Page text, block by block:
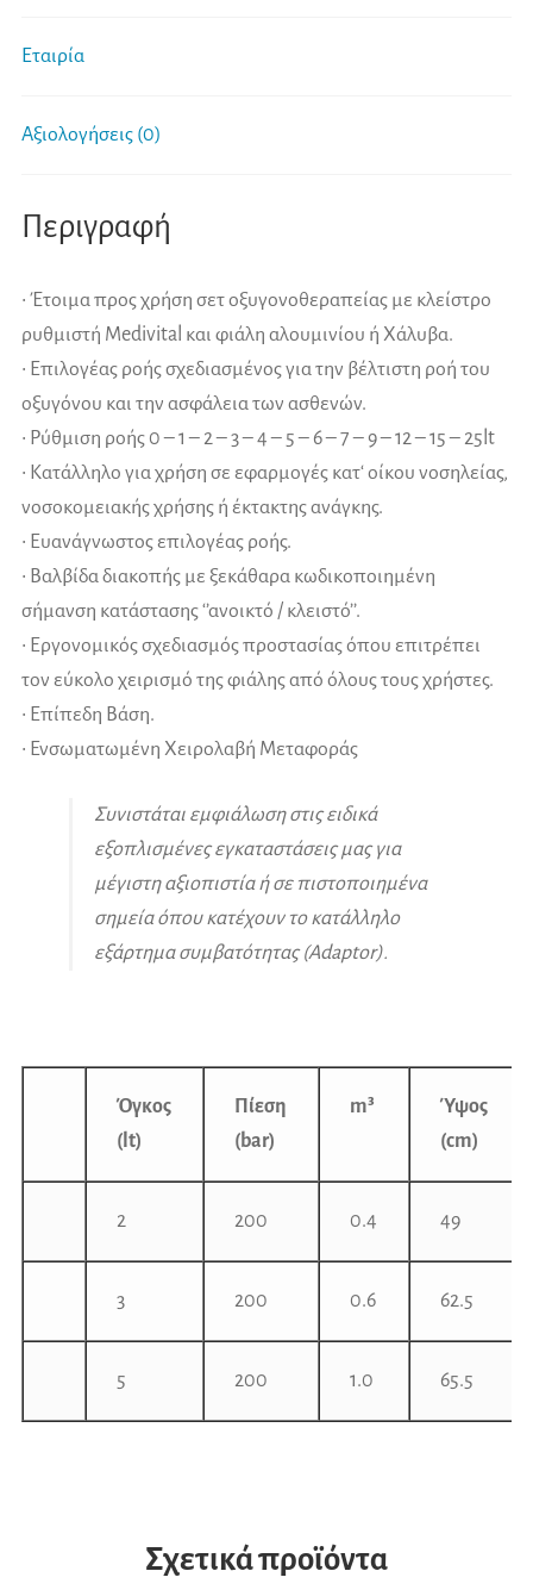
Εταιρία
Αξιολογήσεις (0)
Περιγραφή
• Έτοιμα προς χρήση σετ οξυγονοθεραπείας με κλείστρο
ρυθμιστή Medivital και φιάλη αλουμινίου ή Χάλυβα.
• Επιλογέας ροής σχεδιασμένος για την βέλτιστη ροή του
οξυγόνου και την ασφάλεια των ασθενών.
• Ρύθμιση ροής 0 – 1 – 2 – 3 – 4 – 5 – 6 – 7 – 9 – 12 – 15 – 25lt
• Κατάλληλο για χρήση σε εφαρμογές κατ‘ οίκου νοσηλείας,
νοσοκομειακής χρήσης ή έκτακτης ανάγκης.
• Ευανάγνωστος επιλογέας ροής.
• Βαλβίδα διακοπής με ξεκάθαρα κωδικοποιημένη
σήμανση κατάστασης ‘’ανοικτό / κλειστό’’.
• Εργονομικός σχεδιασμός προστασίας όπου επιτρέπει
τον εύκολο χειρισμό της φιάλης από όλους τους χρήστες.
• Επίπεδη Βάση.
• Ενσωματωμένη Χειρολαβή Μεταφοράς
Συνιστάται εμφιάλωση στις ειδικά
εξοπλισμένες εγκαταστάσεις μας για
μέγιστη αξιοπιστία ή σε πιστοποιημένα
σημεία όπου κατέχουν το κατάλληλο
εξάρτημα συμβατότητας (Adaptor).
Όγκος
(lt)
Πίεση
(bar)
m³
Ύψος
(cm)
2 200 0.4 49
3 200 0.6 62.5
5 200 1.0 65.5
Σχετικά προϊόντα